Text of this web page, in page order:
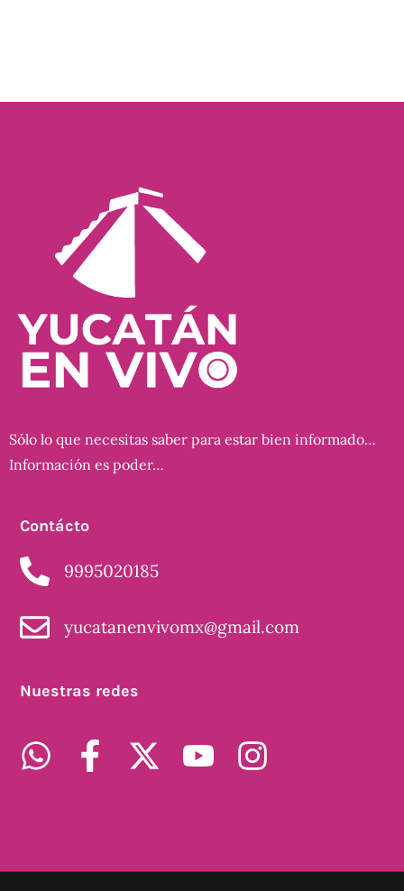
Sólo lo que necesitas saber para estar bien informado…
Información es poder…
Contácto
9995020185
yucatanenvivomx@gmail.com
Nuestras redes